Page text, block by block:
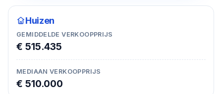
Huizen
GEMIDDELDE VERKOOPPRIJS
€ 515.435
MEDIAAN VERKOOPPRIJS
€ 510.000